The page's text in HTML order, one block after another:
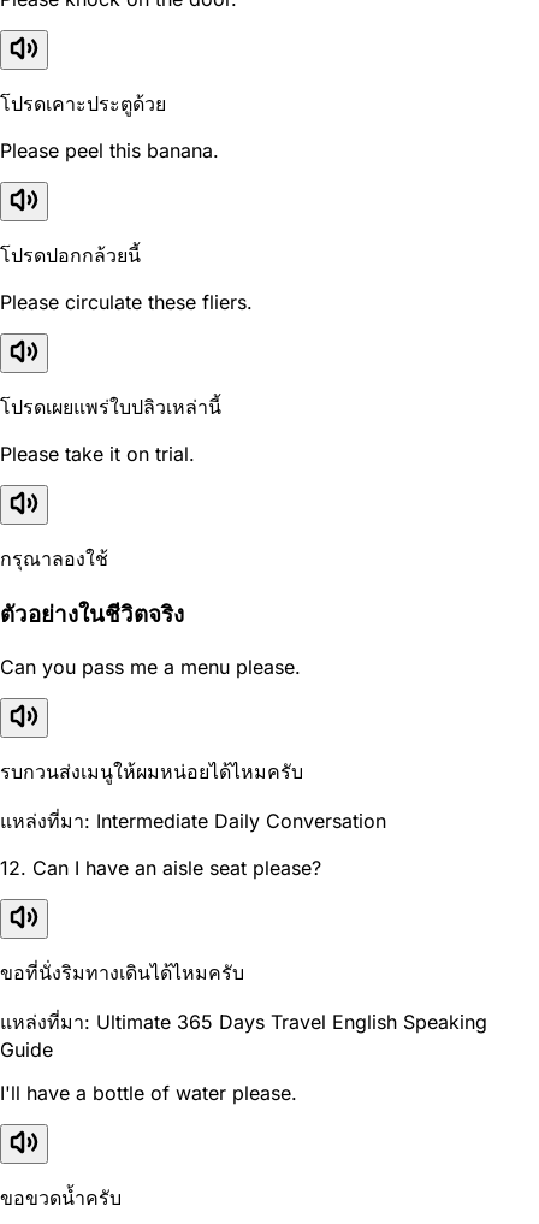
โปรดเคาะประตูด้วย
Please peel this banana.
โปรดปอกกล้วยนี้
Please circulate these fliers.
โปรดเผยแพร่ใบปลิวเหล่านี้
Please take it on trial.
กรุณาลองใช้
ตัวอย่างในชีวิตจริง
Can you pass me a menu please.
รบกวนส่งเมนูให้ผมหน่อยได้ไหมครับ
แหล่งที่มา: Intermediate Daily Conversation
12. Can I have an aisle seat please?
ขอที่นั่งริมทางเดินได้ไหมครับ
แหล่งที่มา: Ultimate 365 Days Travel English Speaking
Guide
I'll have a bottle of water please.
ขอขวดน้ำครับ